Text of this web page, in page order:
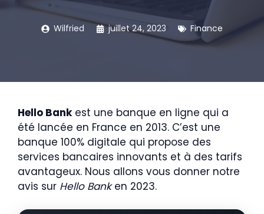
Wilfried juillet 24, 2023 Finance
Hello Bankest une banque en ligne qui a
été lancée en France en 2013. C’est une
banque 100% digitale qui propose des
services bancaires innovants et à des tarifs
avantageux. Nous allons vous donner notre
avis sur Hello Banken 2023.